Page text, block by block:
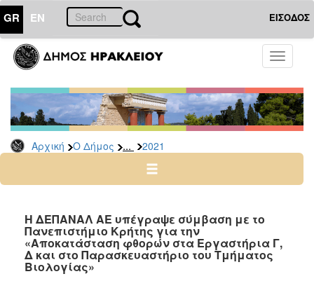
GR EN ΕΙΣΟΔΟΣ
Toggle
Αρχική Ο Δήμος ... 2021
ΔΗΜΟΣ
Δελτία
Τύπου
Αρχείο
2026
2024
2022
2021
2020
Η ΔΕΠΑΝΑΛ ΑΕ υπέγραψε σύμβαση με το
Πανεπιστήμιο Κρήτης για την
«Αποκατάσταση φθορών στα Εργαστήρια Γ,
Δ και στο Παρασκευαστήριο του Τμήματος
Βιολογίας»